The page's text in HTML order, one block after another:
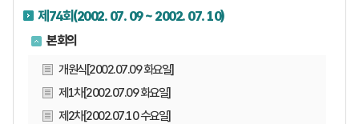
제74회(2002. 07. 09 ~ 2002. 07. 10)
본회의
개원식[2002.07.09 화요일]
제1차[2002.07.09 화요일]
제2차[2002.07.10 수요일]